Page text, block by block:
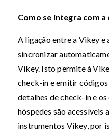
Como se integra com a
A ligação entre a Vikey
sincronizar
Vikey. Isto permite à
check-in e emitir códigos
detalhes de check-in e
hóspedes são acessíveis
instrumentos Vikey, por